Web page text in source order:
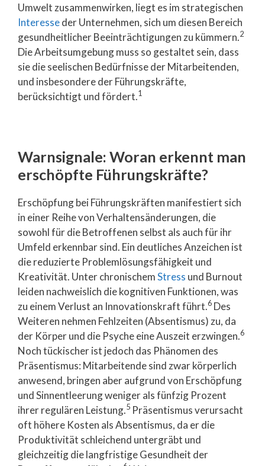
Umwelt zusammenwirken, liegt es im strategischen
Interesseder Unternehmen, sich um diesen Bereich
gesundheitlicher Beeinträchtigungen zu kümmern.2
Die Arbeitsumgebung muss so gestaltet sein, dass
sie die seelischen Bedürfnisse der Mitarbeitenden,
und insbesondere der Führungskräfte,
berücksichtigt und fördert.1
Warnsignale: Woran erkennt man
erschöpfte Führungskräfte?
Erschöpfung bei Führungskräften manifestiert sich
in einer Reihe von Verhaltensänderungen, die
sowohl für die Betroffenen selbst als auch für ihr
Umfeld erkennbar sind. Ein deutliches Anzeichen ist
die reduzierte Problemlösungsfähigkeit und
Kreativität. Unter chronischemStress und Burnout
leiden nachweislich die kognitiven Funktionen, was
zu einem Verlust an Innovationskraft führt.6 Des
Weiteren nehmen Fehlzeiten (Absentismus) zu, da
der Körper und die Psyche eine Auszeit erzwingen.6
Noch tückischer ist jedoch das Phänomen des
Präsentismus: Mitarbeitende sind zwar körperlich
anwesend, bringen aber aufgrund von Erschöpfung
und Sinnentleerung weniger als fünfzig Prozent
ihrer regulären Leistung.5 Präsentismus verursacht
oft höhere Kosten als Absentismus, da er die
Produktivität schleichend untergräbt und
gleichzeitig die langfristige Gesundheit der